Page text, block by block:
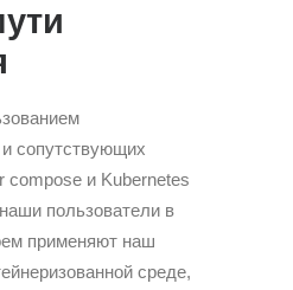
и сопутствующих
compose и Kubernetes
пользователи в
применяют наш
среде,